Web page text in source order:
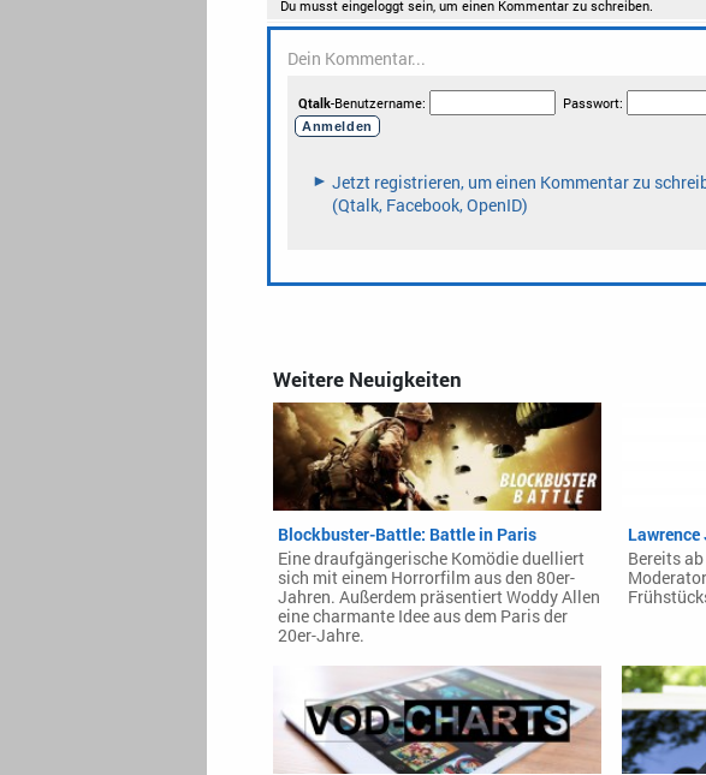
Weitere Neuigkeiten
Blockbuster-Battle: Battle in Paris
Eine draufgängerische Komödie duelliert
sich mit einem Horrorfilm aus den 80er-
Jahren. Außerdem präsentiert Woddy Allen
eine charmante Idee aus dem Paris der
20er-Jahre.
Lawrence
Bereits